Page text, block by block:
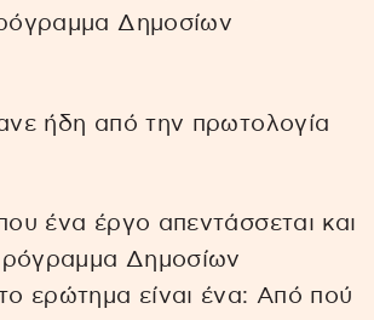
Δημοσίων
ήδη από την πρωτολογία
ένα έργο απεντάσσεται και
Δημοσίων
ερώτημα είναι ένα: Από πού